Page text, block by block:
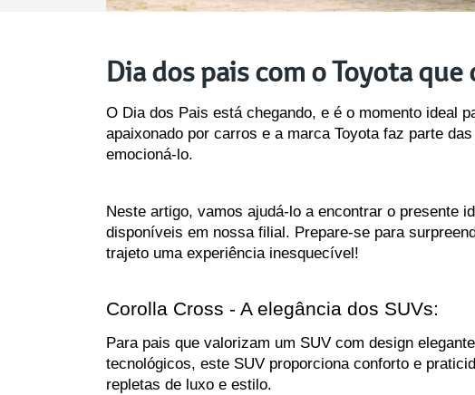
Dia dos pais com o Toyota
O Dia dos Pais está chegando, e é o momento ideal
apaixonado por carros e a marca Toyota faz parte
emocioná-lo.
Neste artigo, vamos ajudá-lo a encontrar o presente
disponíveis em nossa filial. Prepare-se para
trajeto uma experiência inesquecível!
Corolla Cross - A elegância dos SUVs:
Para pais que valorizam um SUV com design
tecnológicos, este SUV proporciona conforto e
repletas de luxo e estilo.